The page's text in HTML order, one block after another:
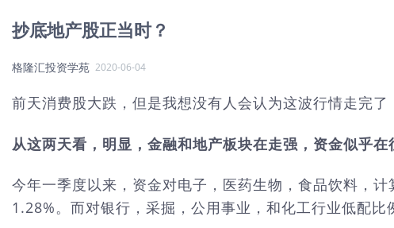
抄底地产股正当时？
格隆汇投资学苑 2020-06-04
前天消费股大跌，但是我想没有人会认为这波行情走完
从这两天看，明显，金融和地产板块在走强，资金似乎在
今年一季度以来，资金对电子，医药生物，食品饮料，
1.28%。而对银行，采掘，公用事业，和化工行业低配